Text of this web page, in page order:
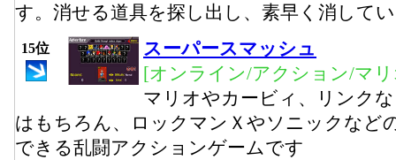
す。消せる道具を探し出し、素早く消して
15位
スーパースマッシュ
[オンライン/アクション/マ
マリオやカービィ、リンク
はもちろん、ロックマンＸやソニックなど
できる乱闘アクションゲームです